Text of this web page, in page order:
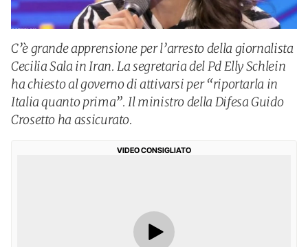
C’è grande apprensione per l’arresto della giornalista
Cecilia Sala in Iran. La segretaria del Pd Elly Schlein
ha chiesto al governo di attivarsi per “riportarla in
Italia quanto prima”. Il ministro della Difesa Guido
Crosetto ha assicurato.
VIDEO CONSIGLIATO